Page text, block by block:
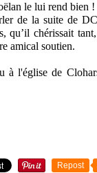
le lui rend bien !
de la suite de
qu’il chérissait
amical soutien.
à l'église de
Repost